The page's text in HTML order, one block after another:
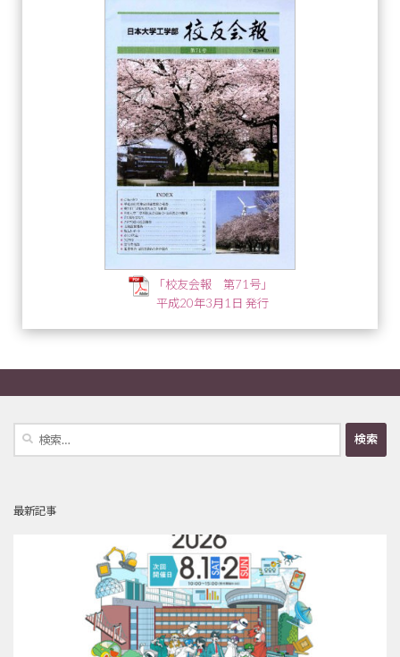
「校友会報 第71号」
平成20年3月1日 発行
最新記事